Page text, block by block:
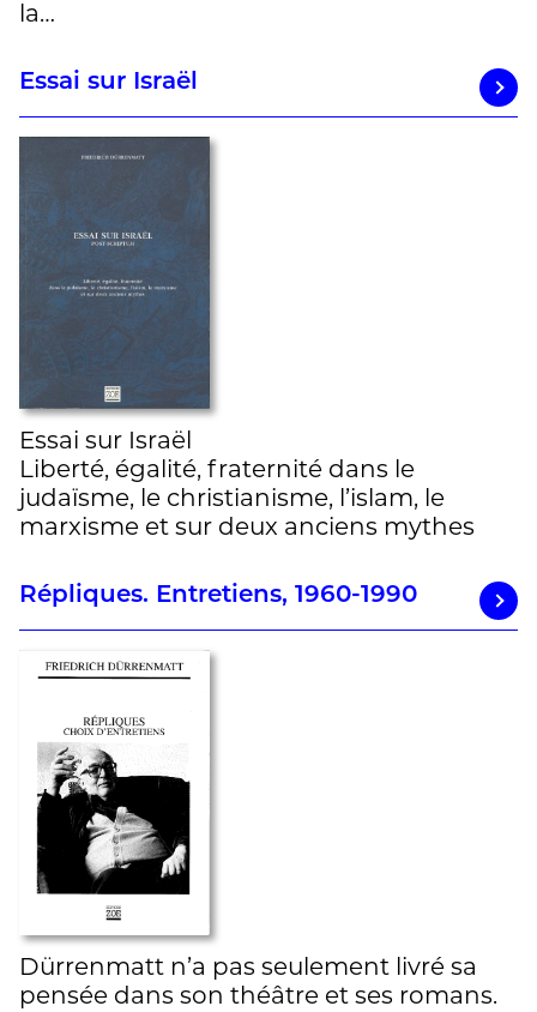
la…
Essai sur Israël
Essai sur Israël
Liberté, égalité, fraternité dans le
judaïsme, le christianisme, l’islam, le
marxisme et sur deux anciens mythes
Répliques. Entretiens, 1960-1990
Dürrenmatt n’a pas seulement livré sa
pensée dans son théâtre et ses romans.